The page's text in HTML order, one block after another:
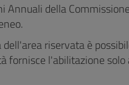
Annuali della
riservata è
fornisce l'abilitazione